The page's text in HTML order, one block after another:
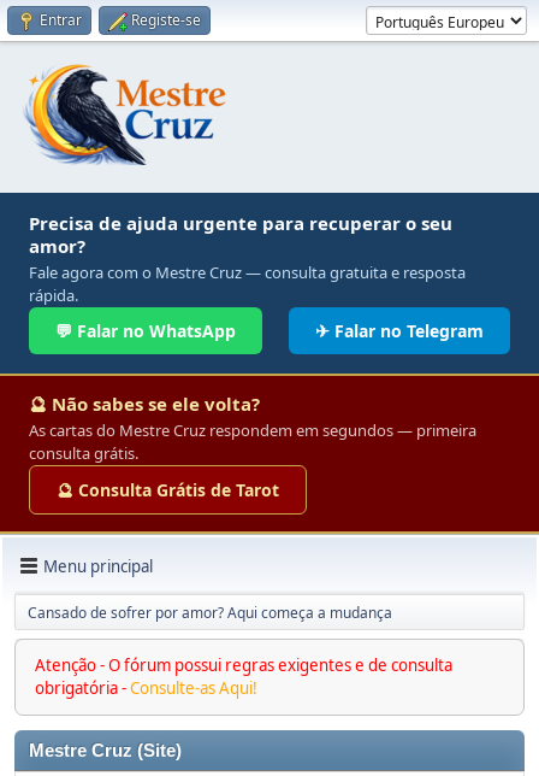
Entrar Registe-se
Precisa de ajuda urgente para recuperar o seu
amor?
Fale agora com o Mestre Cruz — consulta gratuita e resposta
rápida.
💬 Falar no WhatsApp ✈ Falar no Telegram
🔮 Não sabes se ele volta?
As cartas do Mestre Cruz respondem em segundos — primeira
consulta grátis.
🔮 Consulta Grátis de Tarot
Menu principal
Cansado de sofrer por amor? Aqui começa a mudança
Atenção - O fórum possui regras exigentes e de consulta
obrigatória -Consulte-as Aqui!
Mestre Cruz (Site)